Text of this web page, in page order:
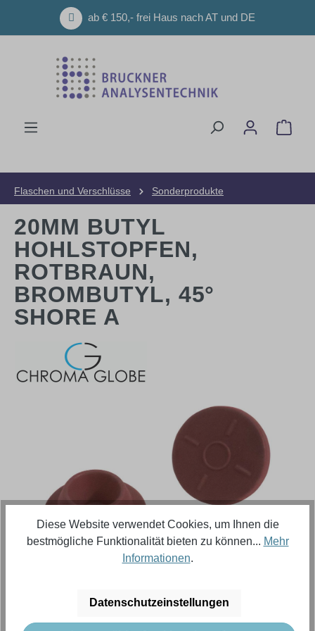
Zum Hauptinhalt springenab € 150,- frei Haus nach AT und DE
Flaschen und Verschlüsse Sonderprodukte
20MM BUTYL
HOHLSTOPFEN,
ROTBRAUN,
BROMBUTYL, 45°
SHORE A
365,00 €
Inhalt: 2500 Stück (Menge) (0,15 € / 1 Stück (Menge))
Diese Website verwendet Cookies, um Ihnen die
bestmögliche Funktionalität bieten zu können... Mehr
Informationen.
Datenschutzeinstellungen